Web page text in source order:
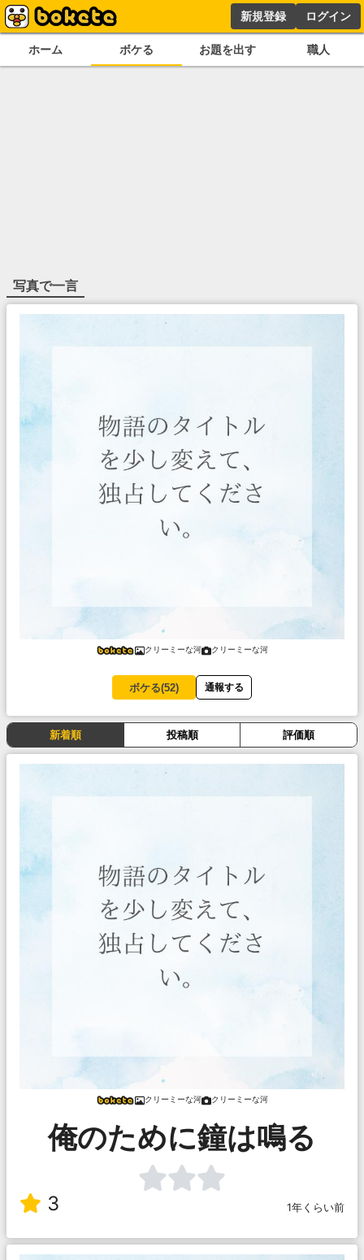
新規登録 ログイン
ホーム ボケる お題を出す 職人
写真で一言
クリーミーな河 クリーミーな河
ボケる(52) 通報する
新着順 投稿順 評価順
クリーミーな河 クリーミーな河
俺のために鐘は鳴る
3 1年くらい前